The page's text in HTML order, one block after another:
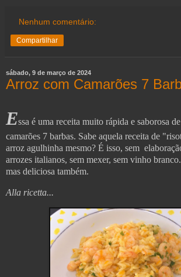
Nenhum comentário:
Compartilhar
sábado, 9 de março de 2024
Arroz com Camarões 7
Essa é uma receita muito rápida e saborosa
camarões 7 barbas. Sabe aquela receita de
arroz agulhinha mesmo? É isso, sem
arrozes italianos, sem mexer, sem vinho
mas deliciosa também.
Alla ricetta...